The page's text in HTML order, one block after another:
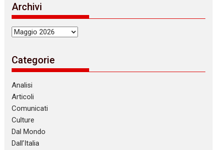
Archivi
Archivi
Categorie
Analisi
Articoli
Comunicati
Culture
Dal Mondo
Dall’Italia